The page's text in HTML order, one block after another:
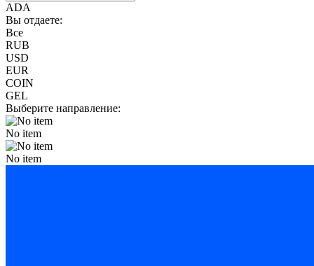
ADA
Вы отдаете:
Все
RUB
USD
EUR
COIN
GEL
Выберите направление:
No item
No item